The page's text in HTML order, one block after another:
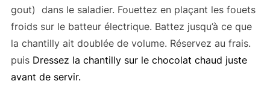
gout) dans le saladier. Fouettez en plaçant les fouets
froids sur le batteur électrique. Battez jusqu’à ce que
la chantilly ait doublée de volume. Réservez au frais.
puis Dressez la chantilly sur le chocolat chaud juste
avant de servir.